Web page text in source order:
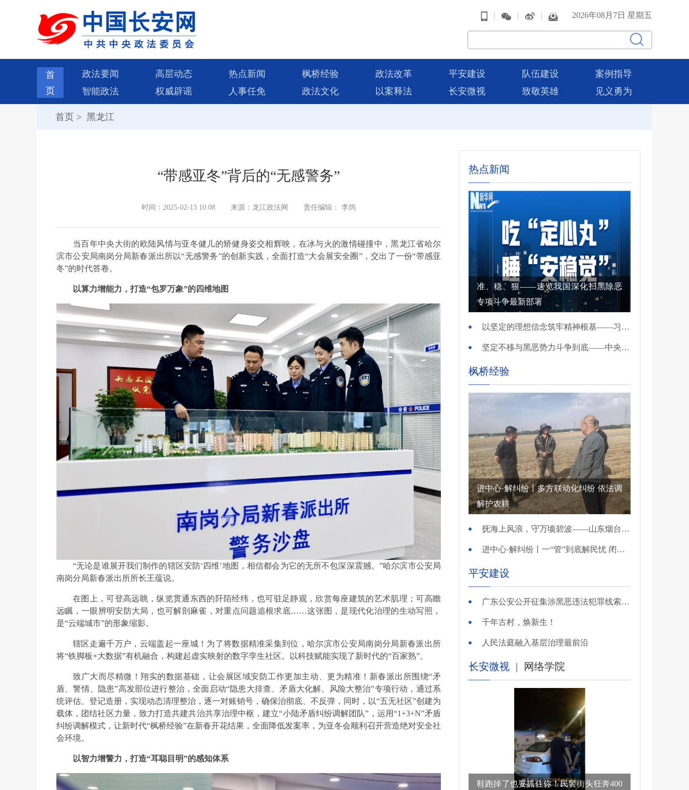
| | | 2026年08月7日 星期五
首
页
政法要闻 高层动态 热点新闻 枫桥经验 政法改革 平安建设 队伍建设
案例指导
智能政法
权威辟谣 人事任免 政法文化 以案释法 长安微视 致敬英雄 见义勇为
首页 > 黑龙江
“带感亚冬”背后的“无感警务”
时间：2025-02-13 10:08 来源：龙江政法网 责任编辑： 李鸽
当百年中央大街的欧陆风情与亚冬健儿的矫健身姿交相辉映，在冰与火的激情碰撞中，黑龙江省哈尔
滨市公安局南岗分局新春派出所以“无感警务”的创新实践，全面打造“大会展安全圈”，交出了一份“带感亚
冬”的时代答卷。
以算力增能力，打造“包罗万象”的四维地图
“无论是谁展开我们制作的辖区安防‘四维’地图，相信都会为它的无所不包深深震撼。”哈尔滨市公安局
南岗分局新春派出所所长王蕴说。
在图上，可登高远眺，纵览贯通东西的阡陌经纬，也可驻足静观，欣赏每座建筑的艺术肌理；可高瞻
远瞩，一眼辨明安防大局，也可解剖麻雀，对重点问题追根求底……这张图，是现代化治理的生动写照，
是“云端城市”的形象缩影。
辖区走遍千万户，云端盖起一座城！为了将数据精准采集到位，哈尔滨市公安局南岗分局新春派出所
将“铁脚板+大数据”有机融合，构建起虚实映射的数字孪生社区。以科技赋能实现了新时代的“百家熟”。
致广大而尽精微！翔实的数据基础，让会展区域安防工作更加主动、更为精准！新春派出所围绕“矛
盾、警情、隐患”高发部位进行整治，全面启动“隐患大排查、矛盾大化解、风险大整治”专项行动，通过系
统评估、登记造册，实现动态清理整治，逐一对账销号，确保治彻底、不反弹，同时，以“五无社区”创建为
载体，团结社区力量，致力打造共建共治共享治理中枢，建立“小陆矛盾纠纷调解团队”，运用“1+3+N”矛盾
纠纷调解模式，让新时代“枫桥经验”在新春开花结果，全面降低发案率，为亚冬会顺利召开营造绝对安全社
会环境。
以智力增警力，打造“耳聪目明”的感知体系
热点新闻
准、稳、狠——速览我国深化扫黑除恶
专项斗争最新部署
以坚定的理想信念筑牢精神根基——习近平党建思想理论品格系列述评之一
坚定不移与黑恶势力斗争到底——中央政法委负责同志就开展深化扫黑除恶专项斗争有关问题答记者问
枫桥经验
进中心·解纠纷丨多方联动化纠纷 依法调
解护农耕
抚海上风浪，守万顷碧波——山东烟台把矛盾化解在微澜未起时
进中心·解纠纷丨一“管”到底解民忧 闭环调处化纠纷
平安建设
广东公安公开征集涉黑恶违法犯罪线索，26个举报电话公布
千年古村，焕新生！
人民法庭融入基层治理最前沿
长安微视 | 网络学院
鞋跑掉了也要抓住你！民警街头狂奔400